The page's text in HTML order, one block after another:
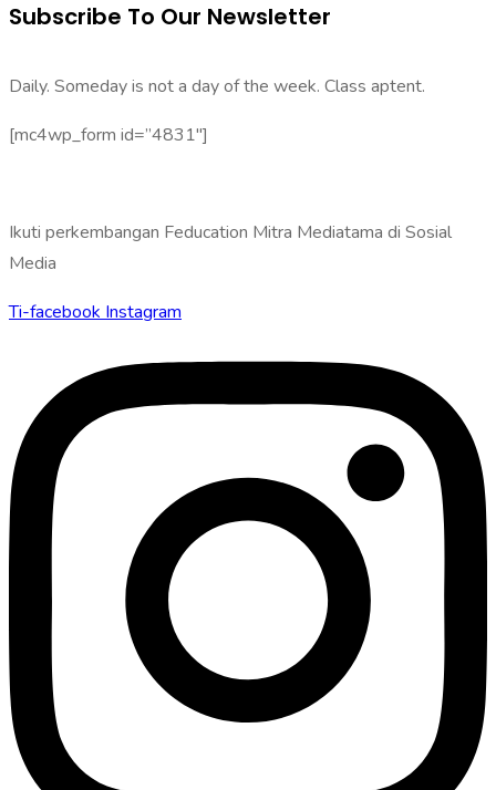
Subscribe To Our Newsletter
Daily. Someday is not a day of the week. Class aptent.
[mc4wp_form id=”4831″]
Ikuti perkembangan Feducation Mitra Mediatama di Sosial
Media
Ti-facebook Instagram